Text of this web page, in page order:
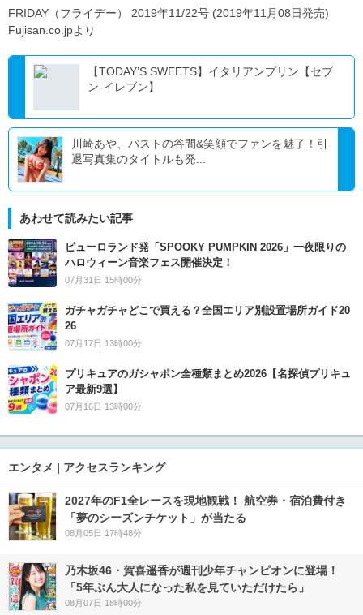
FRIDAY（フライデー） 2019年11/22号 (2019年11月08日発売)
Fujisan.co.jpより
【TODAY’S SWEETS】イタリアンプリン【セブ
ン-イレブン】
川崎あや、バストの谷間&笑顔でファンを魅了！引
退写真集のタイトルも発...
あわせて読みたい記事
ピューロランド発「SPOOKY PUMPKIN 2026」一夜限りの
ハロウィーン音楽フェス開催決定！
07月31日 15時00分
ガチャガチャどこで買える？全国エリア別設置場所ガイド20
26
07月17日 13時00分
プリキュアのガシャポン全種類まとめ2026【名探偵プリキュ
ア最新9選】
07月16日 13時00分
エンタメ | アクセスランキング
2027年のF1全レースを現地観戦！ 航空券・宿泊費付き
「夢のシーズンチケット」が当たる
08月05日 17時48分
乃木坂46・賀喜遥香が週刊少年チャンピオンに登場！
「5年ぶん大人になった私を見ていただけたら」
08月07日 18時00分